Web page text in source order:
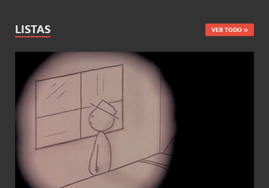
LISTAS VER TODO